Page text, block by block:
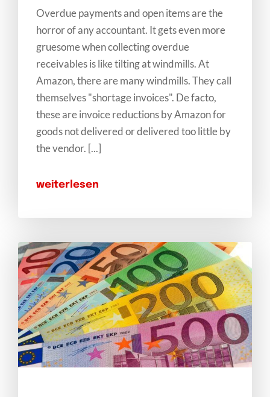
Overdue payments and open items are the
horror of any accountant. It gets even more
gruesome when collecting overdue
receivables is like tilting at windmills. At
Amazon, there are many windmills. They call
themselves "shortage invoices". De facto,
these are invoice reductions by Amazon for
goods not delivered or delivered too little by
the vendor. [...]
weiterlesen